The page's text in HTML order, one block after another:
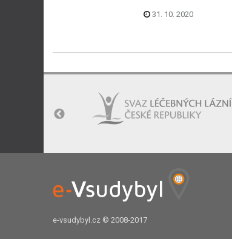
31. 10. 2020
e-vsudybyl.cz © 2008-2017